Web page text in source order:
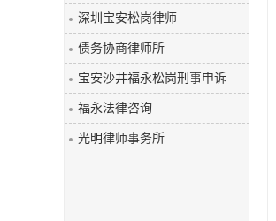
深圳宝安松岗律师
债务协商律师所
宝安沙井福永松岗刑事申诉
福永法律咨询
光明律师事务所